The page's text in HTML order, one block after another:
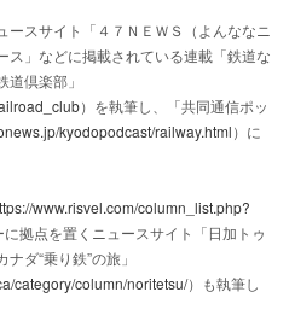
スサイト「４７ＮＥＷＳ（よんななニ
ス」などに掲載されている連載「鉄道な
倶楽部」
）を執筆し、「共同通信ポッ
kyodopodcast/railway.html）に
www.risvel.com/column_list.php?
拠点を置くニュースサイト「日加トゥ
ダ“乗り鉄”の旅」
category/column/noritetsu/）も執筆し